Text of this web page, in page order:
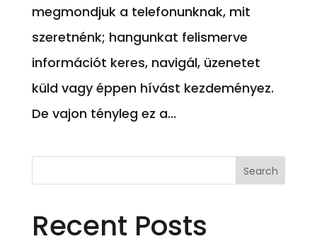
megmondjuk a telefonunknak, mit
szeretnénk; hangunkat felismerve
információt keres, navigál, üzenetet
küld vagy éppen hívást kezdeményez.
De vajon tényleg ez a...
Recent Posts